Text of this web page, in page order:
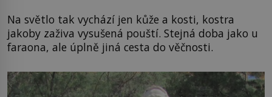
Na světlo tak vychází jen kůže a kosti, kostra
jakoby zaživa vysušená pouští. Stejná doba jako u
faraona, ale úplně jiná cesta do věčnosti.